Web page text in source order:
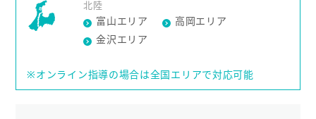
北陸
富山エリア
高岡エリア
金沢エリア
※オンライン指導の場合は全国エリアで対応可能